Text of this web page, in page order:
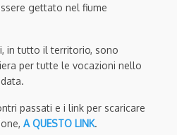
gettato nel fiume
in tutto il territorio, sono
per tutte le vocazioni nello
passati e i link per scaricare
A QUESTO LINK.